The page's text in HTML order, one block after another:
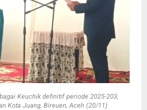
Keuchik definitif periode 2025-203,
Kota Juang, Bireuen, Aceh (20/11)